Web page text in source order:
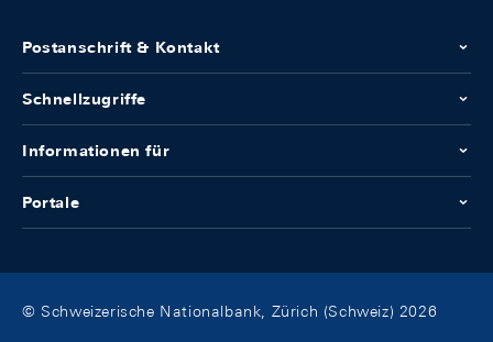
Postanschrift & Kontakt
Schnellzugriffe
Informationen für
Portale
© Schweizerische Nationalbank, Zürich (Schweiz) 2026